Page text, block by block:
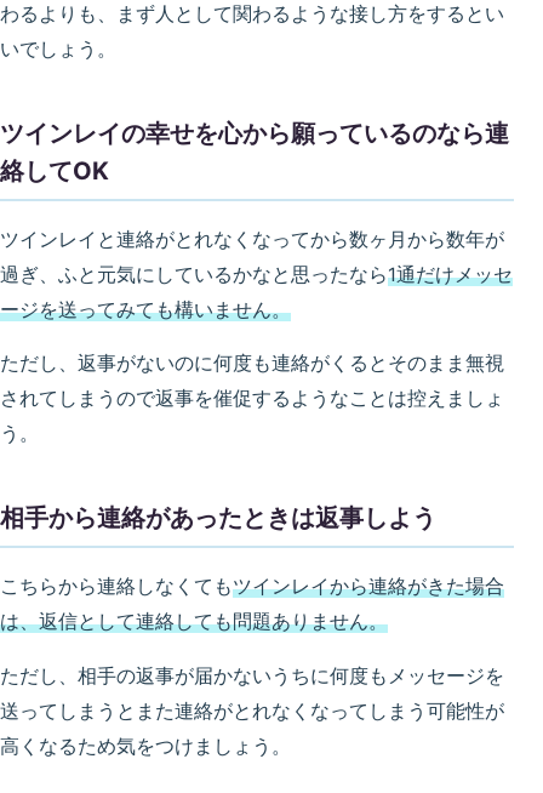
わるよりも、まず人として関わるような接し方をするとい
いでしょう。
ツインレイの幸せを心から願っているのなら連
絡してOK
ツインレイと連絡がとれなくなってから数ヶ月から数年が
過ぎ、ふと元気にしているかなと思ったなら1通だけメッセ
ージを送ってみても構いません。
ただし、返事がないのに何度も連絡がくるとそのまま無視
されてしまうので返事を催促するようなことは控えましょ
う。
相手から連絡があったときは返事しよう
こちらから連絡しなくてもツインレイから連絡がきた場合
は、返信として連絡しても問題ありません。
ただし、相手の返事が届かないうちに何度もメッセージを
送ってしまうとまた連絡がとれなくなってしまう可能性が
高くなるため気をつけましょう。